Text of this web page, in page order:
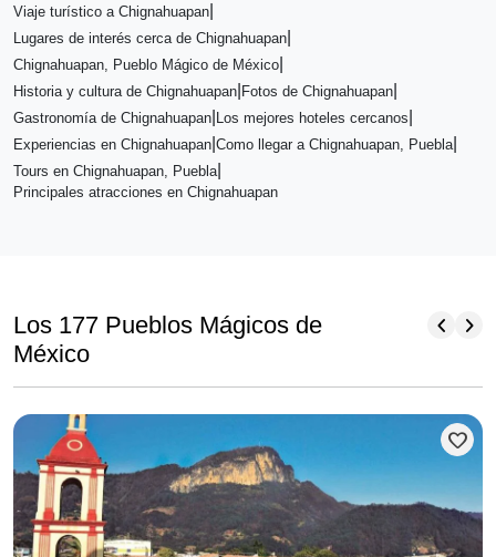
Viaje turístico a Chignahuapan
Lugares de interés cerca de Chignahuapan
Chignahuapan, Pueblo Mágico de México
Historia y cultura de Chignahuapan Fotos de Chignahuapan
Gastronomía de Chignahuapan Los mejores hoteles cercanos
Experiencias en Chignahuapan Como llegar a Chignahuapan, Puebla
Tours en Chignahuapan, Puebla
Principales atracciones en Chignahuapan
Los 177 Pueblos Mágicos de
México
chevron_left chevron_right
favorite